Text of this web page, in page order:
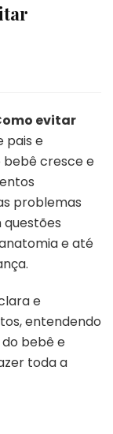
evitar
pais e
bebê cresce e
problemas
e até
e
entendendo
bebê e
toda a